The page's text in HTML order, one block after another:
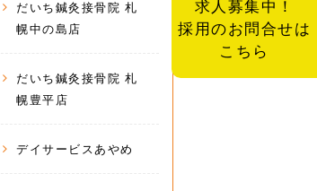
求人募集中！
採用のお問合せは
こちら
だいち鍼灸接骨院 札
幌中の島店
だいち鍼灸接骨院 札
幌豊平店
デイサービスあやめ